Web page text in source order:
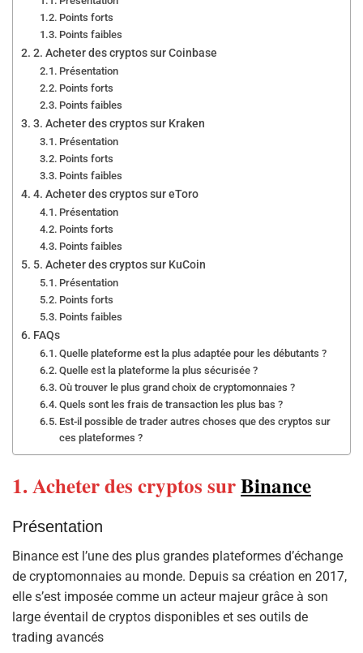
Points forts
Points faibles
2. Acheter des cryptos sur Coinbase
Présentation
Points forts
Points faibles
3. Acheter des cryptos sur Kraken
Présentation
Points forts
Points faibles
4. Acheter des cryptos sur eToro
Présentation
Points forts
Points faibles
5. Acheter des cryptos sur KuCoin
Présentation
Points forts
Points faibles
FAQs
Quelle plateforme est la plus adaptée pour les débutants ?
Quelle est la plateforme la plus sécurisée ?
Où trouver le plus grand choix de cryptomonnaies ?
Quels sont les frais de transaction les plus bas ?
Est-il possible de trader autres choses que des cryptos sur
ces plateformes ?
1. Acheter des cryptos surBinance
Présentation
Binance est l’une des plus grandes plateformes d’échange
de cryptomonnaies au monde. Depuis sa création en 2017,
elle s’est imposée comme un acteur majeur grâce à son
large éventail de cryptos disponibles et ses outils de
trading avancés